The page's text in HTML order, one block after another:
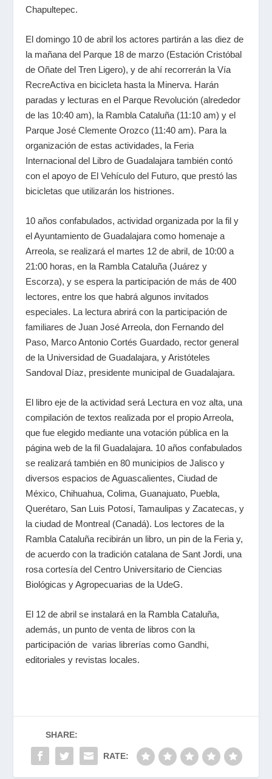
Chapultepec.
El domingo 10 de abril los actores partirán a las diez de
la mañana del Parque 18 de marzo (Estación Cristóbal
de Oñate del Tren Ligero), y de ahí recorrerán la Vía
RecreActiva en bicicleta hasta la Minerva. Harán
paradas y lecturas en el Parque Revolución (alrededor
de las 10:40 am), la Rambla Cataluña (11:10 am) y el
Parque José Clemente Orozco (11:40 am). Para la
organización de estas actividades, la Feria
Internacional del Libro de Guadalajara también contó
con el apoyo de El Vehículo del Futuro, que prestó las
bicicletas que utilizarán los histriones.
10 años confabulados, actividad organizada por la fil y
el Ayuntamiento de Guadalajara como homenaje a
Arreola, se realizará el martes 12 de abril, de 10:00 a
21:00 horas, en la Rambla Cataluña (Juárez y
Escorza), y se espera la participación de más de 400
lectores, entre los que habrá algunos invitados
especiales. La lectura abrirá con la participación de
familiares de Juan José Arreola, don Fernando del
Paso, Marco Antonio Cortés Guardado, rector general
de la Universidad de Guadalajara, y Aristóteles
Sandoval Díaz, presidente municipal de Guadalajara.
El libro eje de la actividad será Lectura en voz alta, una
compilación de textos realizada por el propio Arreola,
que fue elegido mediante una votación pública en la
página web de la fil Guadalajara. 10 años confabulados
se realizará también en 80 municipios de Jalisco y
diversos espacios de Aguascalientes, Ciudad de
México, Chihuahua, Colima, Guanajuato, Puebla,
Querétaro, San Luis Potosí, Tamaulipas y Zacatecas, y
la ciudad de Montreal (Canadá). Los lectores de la
Rambla Cataluña recibirán un libro, un pin de la Feria y,
de acuerdo con la tradición catalana de Sant Jordi, una
rosa cortesía del Centro Universitario de Ciencias
Biológicas y Agropecuarias de la UdeG.
El 12 de abril se instalará en la Rambla Cataluña,
además, un punto de venta de libros con la
participación de varias librerías comoGandhi,
editoriales y revistas locales.
SHARE:
RATE: